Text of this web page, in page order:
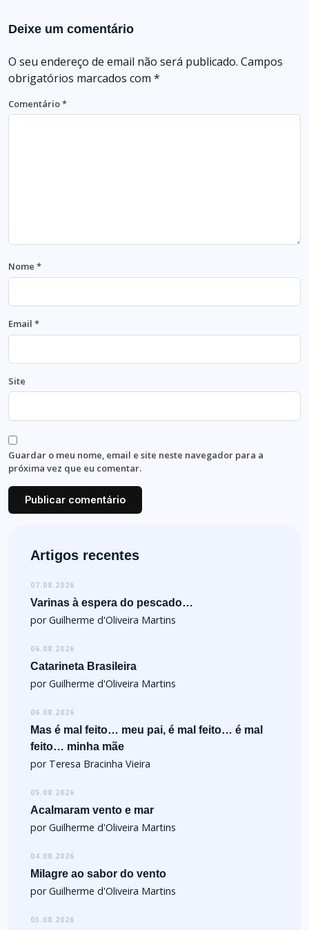
Deixe um comentário
O seu endereço de email não será publicado. Campos
obrigatórios marcados com *
Comentário*
Nome *
Email *
Site
Guardar o meu nome, email e site neste navegador para a
próxima vez que eu comentar.
Artigos recentes
07.08.2026
Varinas à espera do pescado…
por Guilherme d'Oliveira Martins
06.08.2026
Catarineta Brasileira
por Guilherme d'Oliveira Martins
06.08.2026
Mas é mal feito… meu pai, é mal feito… é mal
feito… minha mãe
por Teresa Bracinha Vieira
05.08.2026
Acalmaram vento e mar
por Guilherme d'Oliveira Martins
04.08.2026
Milagre ao sabor do vento
por Guilherme d'Oliveira Martins
03.08.2026